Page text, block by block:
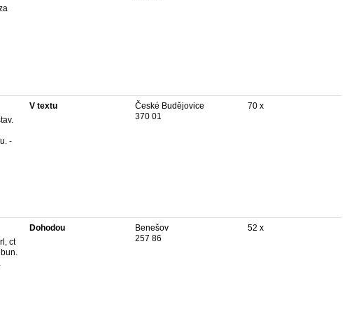
-
V textu
České Budějovice
370 01
70 x
ct
Dohodou
Benešov
257 86
52 x